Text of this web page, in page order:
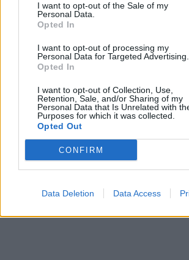
I want to opt-out of the Sale of my
Personal Data.
Opted In
I want to opt-out of processing my
Personal Data for Targeted Advertising.
Opted In
I want to opt-out of Collection, Use,
Retention, Sale, and/or Sharing of my
Personal Data that Is Unrelated with
Purposes for which it was collected.
Opted Out
CONFIRM
Data Deletion Data Access
Farba: Sivá
Typ výsuvu: MODERN BOX
Dĺžka: 500 mm
Recenzie
Pre tento produkt neboli pridané
Pre pridanie recenzie sa musíte